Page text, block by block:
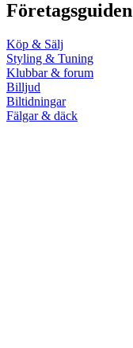
Företagsguiden
Köp & Sälj
Styling & Tuning
Klubbar & forum
Billjud
Biltidningar
Fälgar & däck